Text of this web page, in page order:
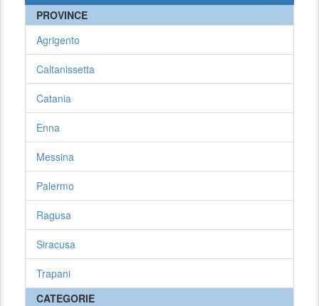
PROVINCE
Agrigento
Caltanissetta
Catania
Enna
Messina
Palermo
Ragusa
Siracusa
Trapani
CATEGORIE